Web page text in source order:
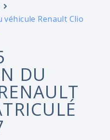
véhicule Renault Clio
DU